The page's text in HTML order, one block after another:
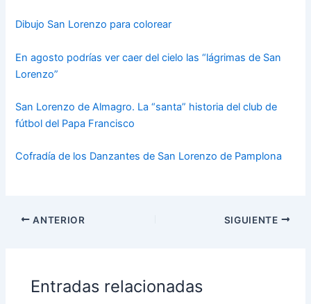
Dibujo San Lorenzo para colorear
En agosto podrías ver caer del cielo las “lágrimas de San
Lorenzo”
San Lorenzo de Almagro. La “santa” historia del club de
fútbol del Papa Francisco
Cofradía de los Danzantes de San Lorenzo de Pamplona
ANTERIOR SIGUIENTE
Entradas relacionadas